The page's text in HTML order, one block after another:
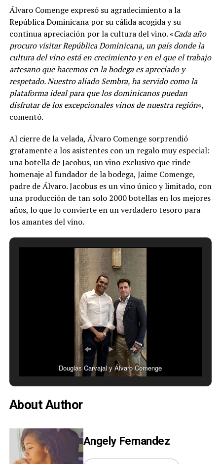
Álvaro Comenge expresó su agradecimiento a la
República Dominicana por su cálida acogida y su
continua apreciación por la cultura del vino. «Cada año
procuro visitar República Dominicana, un país donde la
cultura del vino está en crecimiento y en el que el trabajo
artesano que hacemos en la bodega es apreciado y
respetado. Nuestro aliado Sembra, ha servido como la
plataforma ideal para que los dominicanos puedan
disfrutar de los excepcionales vinos de nuestra región«,
comentó.
Al cierre de la velada, Álvaro Comenge sorprendió
gratamente a los asistentes con un regalo muy especial:
una botella de Jacobus, un vino exclusivo que rinde
homenaje al fundador de la bodega, Jaime Comenge,
padre de Álvaro. Jacobus es un vino único y limitado, con
una producción de tan solo 2000 botellas en los mejores
años, lo que lo convierte en un verdadero tesoro para
los amantes del vino.
Douglas Carvajal y Álvaro Comenge
About Author
Angely Fernandez